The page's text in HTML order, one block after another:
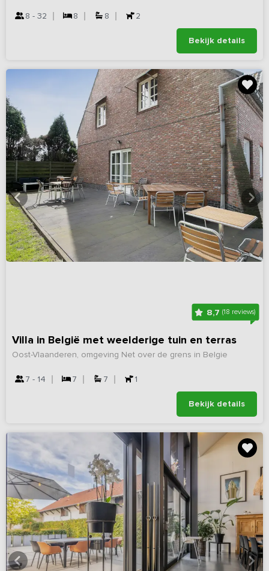
8 - 32 8 8 2
Bekijk details
8,7(18 reviews)
Villa in België met weelderige tuin en terras
Oost-Vlaanderen, omgeving Net over de grens in Belgie
7 - 14 7 7 1
Bekijk details